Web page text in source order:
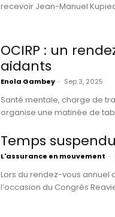
recevoir Jean-Manuel
OCIRP : un
aidants
Enola Gambey - Sep 3, 2025
Santé mentale, charge de
organise une matinée de
Temps
L'assurance en mouvement -
Lors du rendez-vous annuel
l’occasion du Congrès